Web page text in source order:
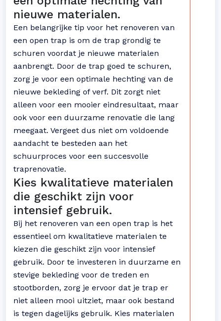
nieuwe materialen.
Een belangrijke tip voor het renoveren van
een open trap is om de trap grondig te
schuren voordat je nieuwe materialen
aanbrengt. Door de trap goed te schuren,
zorg je voor een optimale hechting van de
nieuwe bekleding of verf. Dit zorgt niet
alleen voor een mooier eindresultaat, maar
ook voor een duurzame renovatie die lang
meegaat. Vergeet dus niet om voldoende
aandacht te besteden aan het
schuurproces voor een succesvolle
traprenovatie.
Kies kwalitatieve materialen
die geschikt zijn voor
intensief gebruik.
Bij het renoveren van een open trap is het
essentieel om kwalitatieve materialen te
kiezen die geschikt zijn voor intensief
gebruik. Door te investeren in duurzame en
stevige bekleding voor de treden en
stootborden, zorg je ervoor dat je trap er
niet alleen mooi uitziet, maar ook bestand
is tegen dagelijks gebruik. Kies materialen